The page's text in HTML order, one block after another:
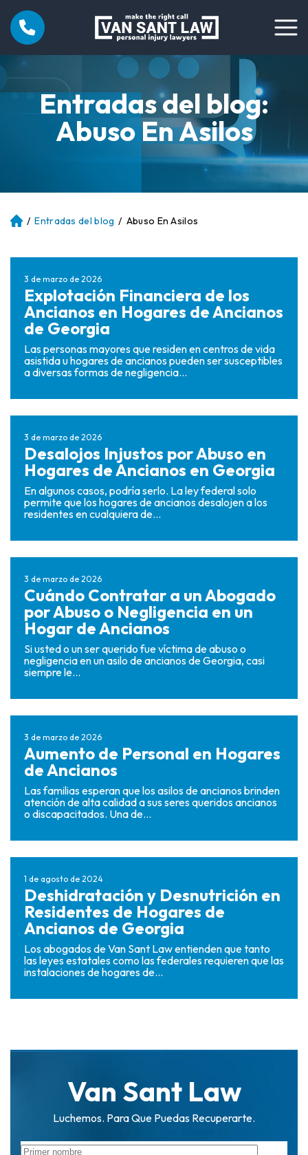
Entradas del blog:
Abuso En Asilos
Ini / Entradas del blog / Abuso En Asilos
3 de marzo de 2026
Explotación Financiera de los
Ancianos en Hogares de Ancianos
de Georgia
Las personas mayores que residen en centros de vida
asistida u hogares de ancianos pueden ser susceptibles
a diversas formas de negligencia...
3 de marzo de 2026
Desalojos Injustos por Abuso en
Hogares de Ancianos en Georgia
En algunos casos, podría serlo. La ley federal solo
permite que los hogares de ancianos desalojen a los
residentes en cualquiera de...
3 de marzo de 2026
Cuándo Contratar a un Abogado
por Abuso o Negligencia en un
Hogar de Ancianos
Si usted o un ser querido fue víctima de abuso o
negligencia en un asilo de ancianos de Georgia, casi
siempre le...
3 de marzo de 2026
Aumento de Personal en Hogares
de Ancianos
Las familias esperan que los asilos de ancianos brinden
atención de alta calidad a sus seres queridos ancianos
o discapacitados. Una de...
1 de agosto de 2024
Deshidratación y Desnutrición en
Residentes de Hogares de
Ancianos de Georgia
Los abogados de Van Sant Law entienden que tanto
las leyes estatales como las federales requieren que las
instalaciones de hogares de...
Van Sant Law
Luchemos. Para Que Puedas Recuperarte.